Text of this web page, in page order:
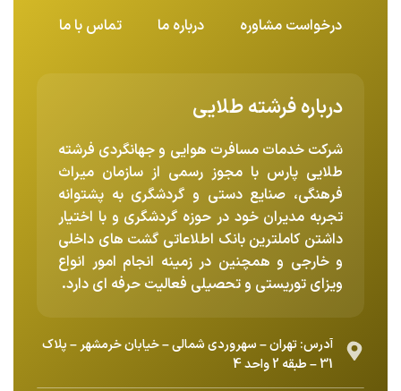
درخواست مشاوره
درباره ما تماس با ما
درباره فرشته طلایی
شرکت خدمات مسافرت هوایی و جهانگردی فرشته
طلایی پارس با مجوز رسمی از سازمان میراث
فرهنگی، صنایع دستی و گردشگری به پشتوانه
تجربه مدیران خود در حوزه گردشگری و با اختیار
داشتن کاملترین بانک اطلاعاتی گشت های داخلی
و خارجی و همچنین در زمینه انجام امور انواع
ویزای توریستی و تحصیلی فعالیت حرفه ای دارد.
آدرس: تهران – سهروردی شمالی – خیابان خرمشهر – پلاک
31 – طبقه 2 واحد 4